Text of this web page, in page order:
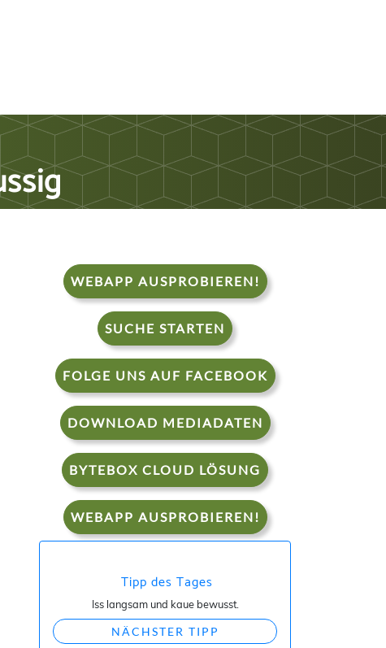
WEBAPP AUSPROBIEREN!
SUCHE STARTEN
FOLGE UNS AUF FACEBOOK
DOWNLOAD MEDIADATEN
BYTEBOX CLOUD LÖSUNG
WEBAPP AUSPROBIEREN!
Tipp des Tages
Iss langsam und kaue bewusst.
NÄCHSTER TIPP